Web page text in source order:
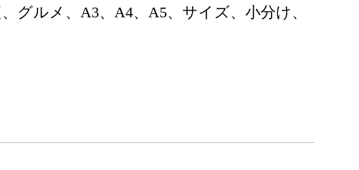
グルメ、A3、A4、A5、サイズ、小分け、